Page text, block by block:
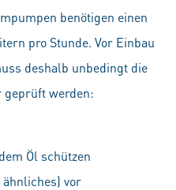
benötigen einen
pro Stunde. Vor Einbau
deshalb unbedingt die
geprüft werden:
Öl schützen
vor